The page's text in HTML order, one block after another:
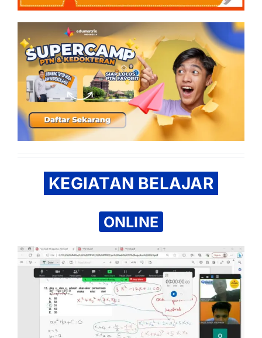
KEGIATAN BELAJAR
ONLINE